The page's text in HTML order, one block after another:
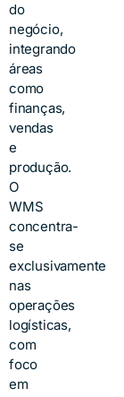
do
negócio,
integrando
áreas
como
finanças,
vendas
e
produção.
O
WMS
concentra-
se
exclusivamente
nas
operações
logísticas,
com
foco
em